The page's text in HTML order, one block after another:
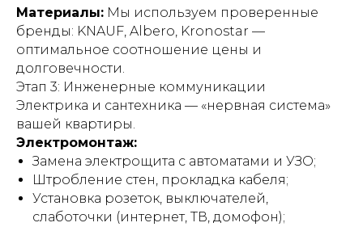
Материалы: Мы используем проверенные
бренды: KNAUF, Albero, Kronostar —
оптимальное соотношение цены и
долговечности.
Этап 3: Инженерные коммуникации
Электрика и сантехника — «нервная система»
вашей квартиры.
Электромонтаж:
Замена электрощита с автоматами и УЗО;
Штробление стен, прокладка кабеля;
Установка розеток, выключателей,
слаботочки (интернет, ТВ, домофон);